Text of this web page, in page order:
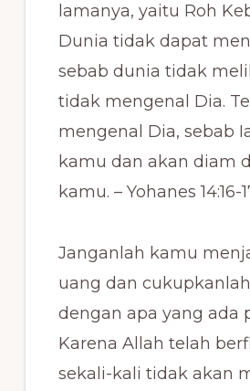
lamanya, yaitu Roh
Dunia tidak dapat
sebab dunia tidak
tidak mengenal Dia.
mengenal Dia, sebab
kamu dan akan diam
kamu. – Yohanes 14:16-
Janganlah kamu
uang dan
dengan apa yang ada
Karena Allah telah
sekali-kali tidak akan